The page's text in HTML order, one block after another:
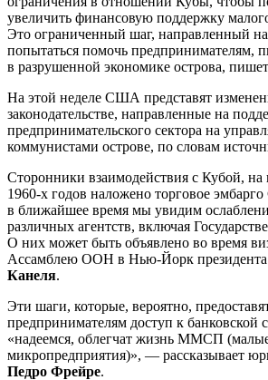
увеличить финансовую поддержку
Это ограниченный шаг, направленный
попытаться помочь предпринимателям,
в разрушенной экономике острова,
На этой неделе США представят
законодательстве, направленные на
предпринимательского сектора на
коммунистами острове, по словам
Сторонники взаимодействия с Кубой, на
1960-х годов наложено торговое
в ближайшее время мы увидим
различных агентств, включая
О них может быть объявлено во время
Ассамблею ООН в Нью-Йорк
Канеля.
Эти шаги, которые, вероятно,
предпринимателям доступ к
«надеемся, облегчат жизнь ММСП
микропредприятия)», — рассказывает
Педро Фрейре.